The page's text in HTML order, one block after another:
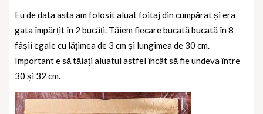
Eu de data asta am folosit aluat foitaj din cumpărat și era
gata împărțit în 2 bucăți. Tăiem fiecare bucată bucată în 8
fâșii egale cu lățimea de 3 cm și lungimea de 30 cm.
Important e să tăiați aluatul astfel încât să fie undeva între
30 și 32 cm.